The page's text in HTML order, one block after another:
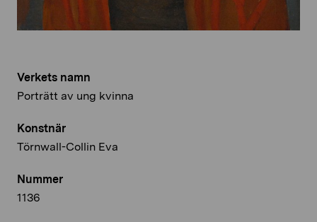
Verkets namn
Porträtt av ung kvinna
Konstnär
Törnwall-Collin Eva
Nummer
1136